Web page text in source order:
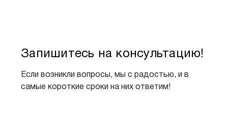
Запишитесь на консультацию!
Если возникли вопросы, мы с радостью, и в
самые короткие сроки на них ответим!